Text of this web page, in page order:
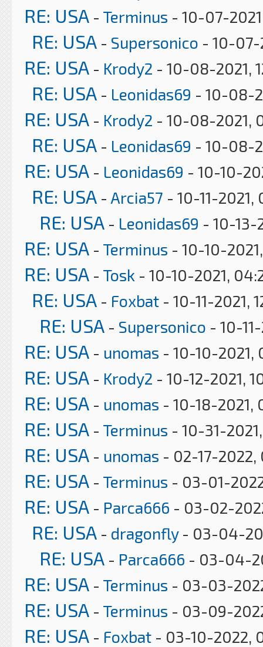
RE: USA - Terminus - 10-07-
RE: USA - Supersonico - 10-07-
RE: USA - Krody2 - 10-08-2021,
RE: USA - Leonidas69 - 10-08-
RE: USA - Krody2 - 10-08-2021,
RE: USA - Leonidas69 - 10-08-
RE: USA - Leonidas69 - 10-10-
RE: USA - Arcia57 - 10-11-2021,
RE: USA - Leonidas69 - 10-13-
RE: USA - Terminus - 10-10-
RE: USA - Tosk - 10-10-2021,
RE: USA - Foxbat - 10-11-2021,
RE: USA - Supersonico - 10-
RE: USA - unomas - 10-10-2021,
RE: USA - Krody2 - 10-12-2021,
RE: USA - unomas - 10-18-2021,
RE: USA - Terminus - 10-31-
RE: USA - unomas - 02-17-2022,
RE: USA - Terminus - 03-01-
RE: USA - Parca666 - 03-02-
RE: USA - dragonfly- 03-04-
RE: USA - Parca666 - 03-04-
RE: USA - Terminus - 03-03-
RE: USA - Terminus - 03-09-
RE: USA - Foxbat - 03-10-2022,